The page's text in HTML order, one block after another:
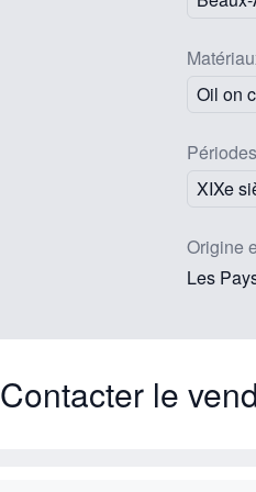
Oil on
Périodes
XIXe
Origine
Les
Contacter le